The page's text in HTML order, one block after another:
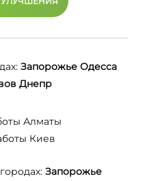
Запорожье Одесса
Днепр
Алматы
Киев
Запорожье